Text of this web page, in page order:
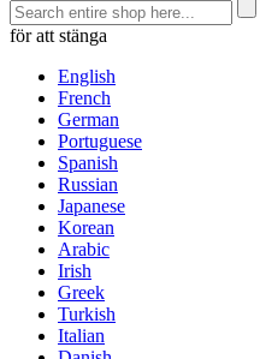
för att stänga
English
French
German
Portuguese
Spanish
Russian
Japanese
Korean
Arabic
Irish
Greek
Turkish
Italian